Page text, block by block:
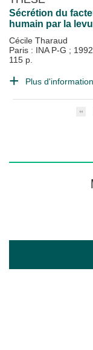
Sécrétion du
humain par la
Cécile Tharaud
Paris : INA P-G ; 1992
115 p.
Plus